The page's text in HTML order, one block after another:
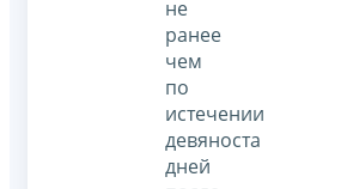
не
ранее
чем
по
истечении
девяноста
дней